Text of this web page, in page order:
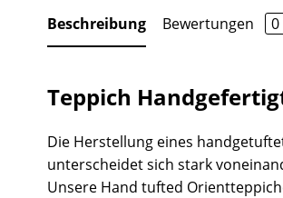
Beschreibung Bewertungen 0
Teppich
Die Herstellung eines
unterscheidet sich stark
Unsere Hand tufted